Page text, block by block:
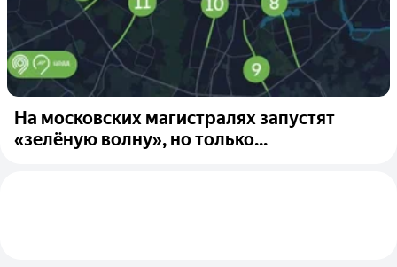
На московских магистралях запустят
«зелёную волну», но только...